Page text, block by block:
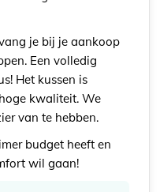
je bij je aankoop
Een volledig
Het kussen is
kwaliteit. We
van te hebben.
budget heeft en
wil gaan!